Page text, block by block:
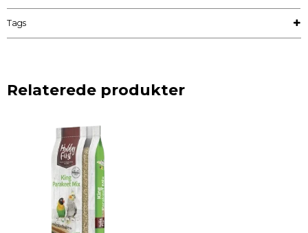
Tags
Relaterede produkter